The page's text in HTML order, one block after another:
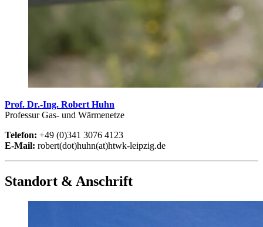
Prof. Dr.-Ing. Robert Huhn
Professur Gas- und Wärmenetze
Telefon: +49 (0)341 3076 4123
E-Mail: robert(dot)huhn(at)htwk-leipzig.de
Standort & Anschrift